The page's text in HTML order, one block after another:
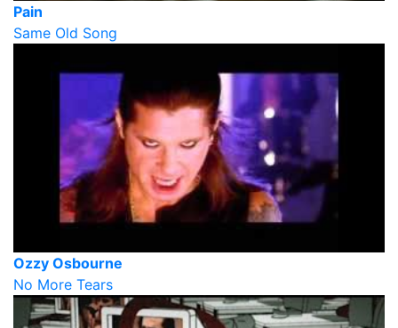
Pain
Same Old Song
Ozzy Osbourne
No More Tears